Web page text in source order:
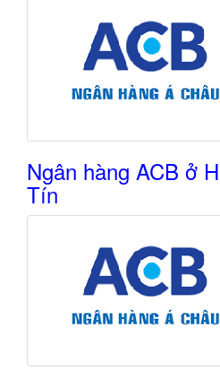
Ngân hàng ACB ở
Tín